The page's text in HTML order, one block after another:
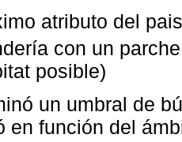
atributo del
con un
posible)
un umbral de
en función del